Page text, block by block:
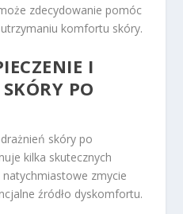
zdecydowanie pomóc
komfortu skóry.
I
PO
skóry po
kilka skutecznych
zmycie
źródło dyskomfortu.